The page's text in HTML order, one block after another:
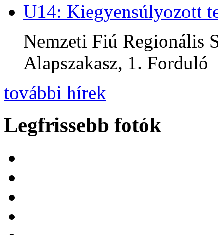
U14: Kiegyensúlyozott
Nemzeti Fiú Regionális
Alapszakasz, 1. Forduló
további hírek
Legfrissebb fotók